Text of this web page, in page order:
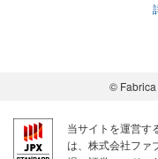
© Fabrica
当サイトを運営す
は、株式会社ファ